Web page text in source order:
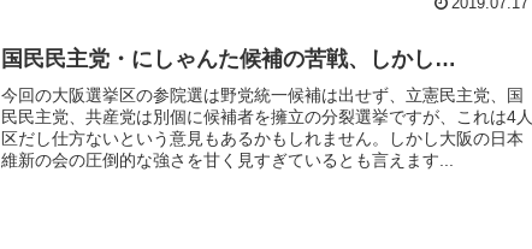
2019.07.17
国民民主党・にしゃんた候補の苦戦、しかし…
今回の大阪選挙区の参院選は野党統一候補は出せず、立憲民主党、国
民民主党、共産党は別個に候補者を擁立の分裂選挙ですが、これは4人
区だし仕方ないという意見もあるかもしれません。しかし大阪の日本
維新の会の圧倒的な強さを甘く見すぎているとも言えます...